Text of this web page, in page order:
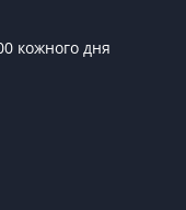
металеві
металевих
кожного дня